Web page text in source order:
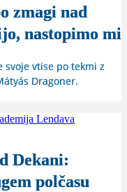
zmagi nad
nastopimo mi
svoje vtise po tekmi z
Dragoner.
Dekani:
polčasu